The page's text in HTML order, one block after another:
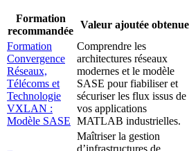
Formation
recommandée
Valeur ajoutée obtenue
Formation
Convergence
Réseaux,
Télécoms et
Technologie
VXLAN :
Modèle SASE
Comprendre les
architectures réseaux
modernes et le modèle
SASE pour fiabiliser et
sécuriser les flux issus de
vos applications
MATLAB industrielles.
Maîtriser la gestion